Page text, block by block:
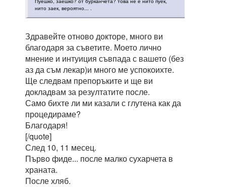
нито заек, вероятно... .
Здравейте отново докторе, много ви
благодаря за съветите. Моето лично
мнение и интуиция съвпада с вашето (без
аз да съм лекар)и много ме успокоихте.
Ще следвам препоръките и ще ви
докладвам за резултатите после.
Само бихте ли ми казали с глутена как да
процедираме?
Благодаря!
[/quote]
След 10, 11 месец.
Първо фиде... после малко сухарчета в
храната.
После хляб.